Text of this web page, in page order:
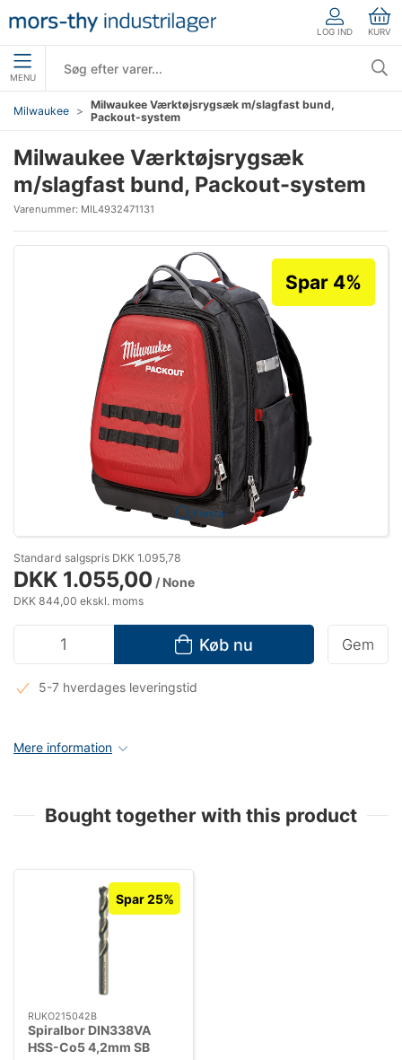
LOG IND KURV
MENU
Milwaukee
Milwaukee Værktøjsrygsæk m/slagfast bund,
Packout-system
Milwaukee Værktøjsrygsæk
m/slagfast bund, Packout-system
Varenummer: MIL4932471131
Forstør
Spar 4%
Standard salgspris DKK 1.095,78
DKK 1.055,00 / None
DKK 844,00 ekskl. moms
Køb nu Gem
5-7 hverdages leveringstid
Mere information
Bought together with this product
Spar 25%
RUKO215042B
Spiralbor DIN338VA
HSS-Co5 4,2mm SB